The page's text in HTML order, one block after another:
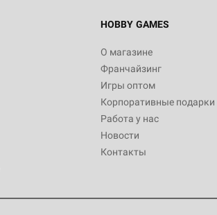
HOBBY GAMES
О магазине
Франчайзинг
Игры оптом
Корпоративные подарки
Работа у нас
Новости
Контакты